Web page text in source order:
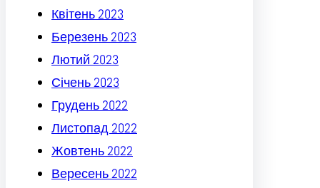
Квітень 2023
Березень 2023
Лютий 2023
Січень 2023
Грудень 2022
Листопад 2022
Жовтень 2022
Вересень 2022